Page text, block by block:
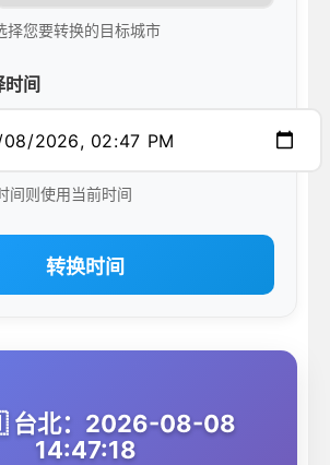
择您要转换的目标城市
时间
间则使用当前时间
转换时间
台北：2026-08-08
14:47:18